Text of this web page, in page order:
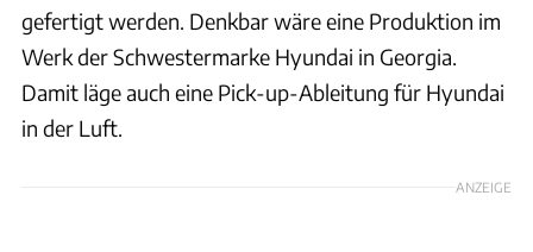
gefertigt werden. Denkbar wäre eine Produktion im
Werk der Schwestermarke Hyundai in Georgia.
Damit läge auch eine Pick-up-Ableitung für Hyundai
in der Luft.
ANZEIGE